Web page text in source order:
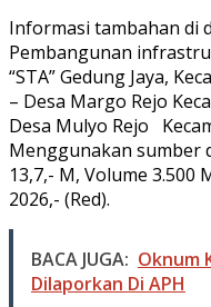
Informasi tambahan di
Pembangunan
“STA” Gedung Jaya,
– Desa Margo Rejo
Desa Mulyo Rejo
Menggunakan sumber
13,7,- M, Volume 3.500
2026,- (Red).
BACA JUGA: Oknum
Dilaporkan Di APH